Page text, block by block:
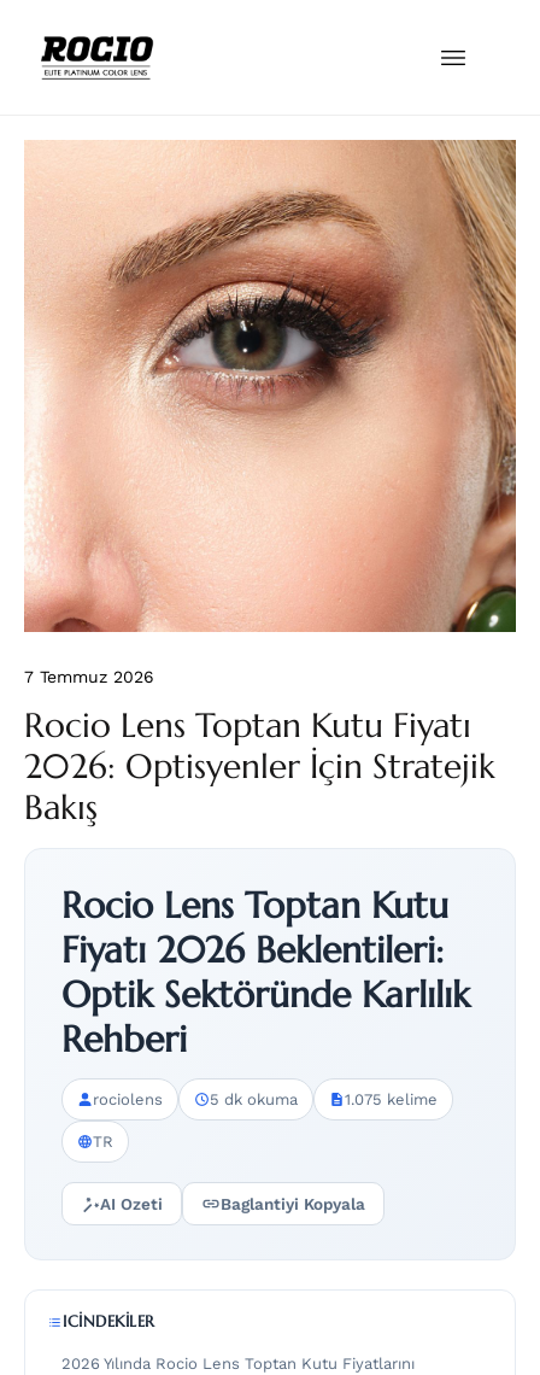
7 Temmuz 2026
Rocio Lens Toptan Kutu Fiyatı
2026: Optisyenler İçin Stratejik
Bakış
Rocio Lens Toptan Kutu
Fiyatı 2026 Beklentileri:
Optik Sektöründe Karlılık
Rehberi
rociolens 5 dk okuma 1.075 kelime
TR
AI Ozeti Baglantiyi Kopyala
ICINDEKILER
2026 Yılında Rocio Lens Toptan Kutu Fiyatlarını